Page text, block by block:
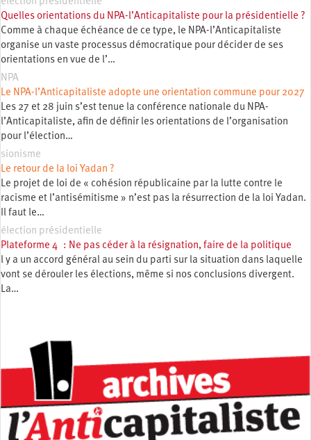
Quelles orientations du NPA-l’Anticapitaliste pour la présidentielle ?
Comme à chaque échéance de ce type, le NPA-l’Anticapitaliste
organise un vaste processus démocratique pour décider de ses
orientations en vue de l’…
NPA
Le NPA-l’Anticapitaliste adopte une orientation commune pour 2027
Les 27 et 28 juin s’est tenue la conférence nationale du NPA-
l’Anticapitaliste, afin de définir les orientations de l’organisation
pour l’élection…
sionisme
Le retour de la loi Yadan ?
Le projet de loi de « cohésion républicaine par la lutte contre le
racisme et l’antisémitisme » n’est pas la résurrection de la loi Yadan.
Il faut le…
élection présidentielle
Plateforme 4 : Ne pas céder à la résignation, faire de la politique
l y a un accord général au sein du parti sur la situation dans laquelle
vont se dérouler les élections, même si nos conclusions divergent.
La…